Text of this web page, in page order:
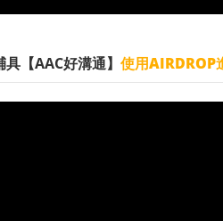
【AAC好溝通】 使用AIRDROP